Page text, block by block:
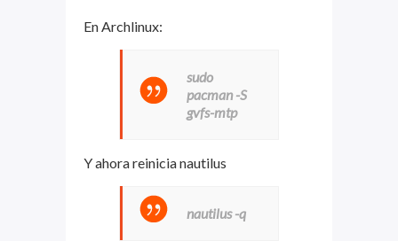
En Archlinux:
sudo
pacman -S
gvfs-mtp
Y ahora reinicia nautilus
nautilus -q